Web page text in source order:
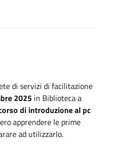
di servizi di facilitazione
2025 in Biblioteca a
di introduzione al pc
apprendere le prime
ad utilizzarlo.